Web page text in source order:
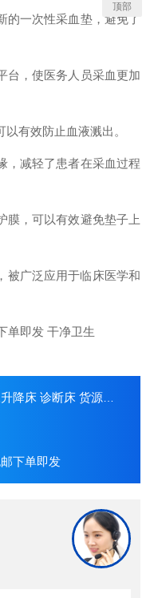
一次性采血垫，避免了
台，使医务人员采血更加
有效防止血液溅出。
，减轻了患者在采血过程
膜，可以有效避免垫子上
被广泛应用于临床医学和
床 诊断床 货源充足
下单即发
顶部